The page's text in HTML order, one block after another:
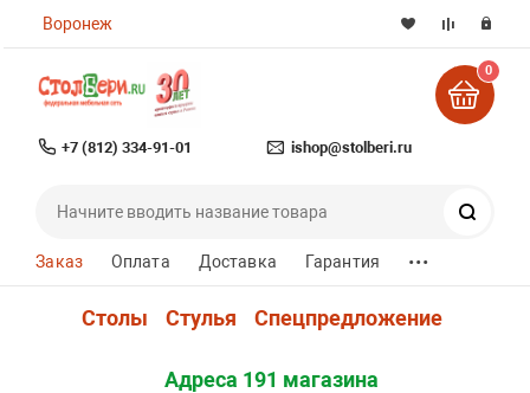
Воронеж
+7 (812) 334-91-01 ishop@stolberi.ru
0
Заказ Оплата Доставка Гарантия ...
Столы Стулья Спецпредложение
Адреса 191 магазина